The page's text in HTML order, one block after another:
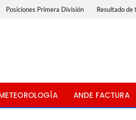
Posiciones Primera División Resultado de
ANDE FACTURA